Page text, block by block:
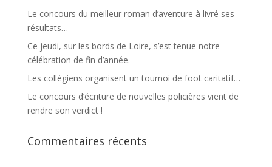
Le concours du meilleur roman d’aventure à livré ses
résultats…
Ce jeudi, sur les bords de Loire, s’est tenue notre
célébration de fin d’année.
Les collégiens organisent un tournoi de foot caritatif…
Le concours d’écriture de nouvelles policières vient de
rendre son verdict !
Commentaires récents